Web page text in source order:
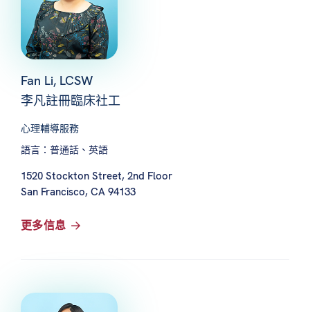
Fan Li, LCSW
李凡註冊臨床社工
心理輔導服務
語言：普通話、英語
1520 Stockton Street, 2nd Floor
San Francisco, CA 94133
更多信息